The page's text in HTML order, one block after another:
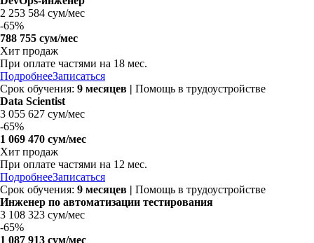
2 253 584 сум/мес
-65%
788 755 сум/мес
Хит продаж
При оплате частями на 18 мес.
ПодробнееЗаписаться
Срок обучения: 9 месяцев | Помощь в трудоустройстве
Data Scientist
3 055 627 сум/мес
-65%
1 069 470 сум/мес
Хит продаж
При оплате частями на 12 мес.
ПодробнееЗаписаться
Срок обучения: 9 месяцев | Помощь в трудоустройстве
Инженер по автоматизации тестирования
3 108 323 сум/мес
-65%
1 087 913 сум/мес